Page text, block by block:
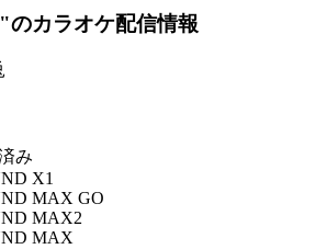
のカラオケ配信情報
み
X1
MAX GO
MAX2
MAX